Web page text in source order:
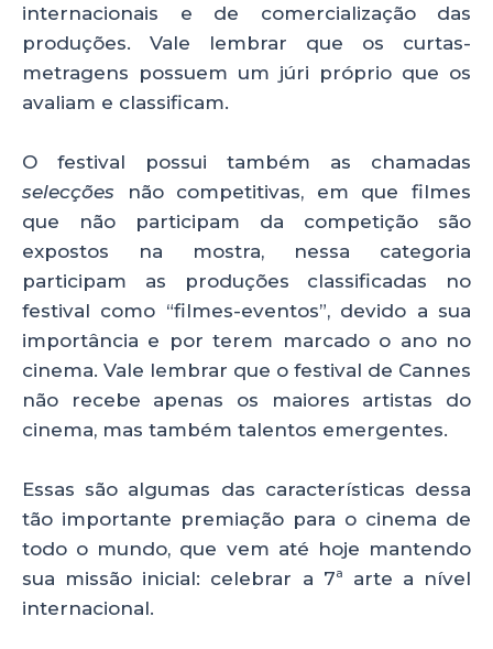
internacionais e de comercialização das
produções. Vale lembrar que os curtas-
metragens possuem um júri próprio que os
avaliam e classificam.
O festival possui também as chamadas
selecções não competitivas, em que filmes
que não participam da competição são
expostos na mostra, nessa categoria
participam as produções classificadas no
festival como “filmes-eventos”, devido a sua
importância e por terem marcado o ano no
cinema. Vale lembrar que o festival de Cannes
não recebe apenas os maiores artistas do
cinema, mas também talentos emergentes.
Essas são algumas das características dessa
tão importante premiação para o cinema de
todo o mundo, que vem até hoje mantendo
sua missão inicial: celebrar a 7ª arte a nível
internacional.